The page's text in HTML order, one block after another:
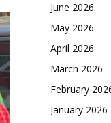
June 2026
May 2026
April 2026
March 2026
February
January 2026